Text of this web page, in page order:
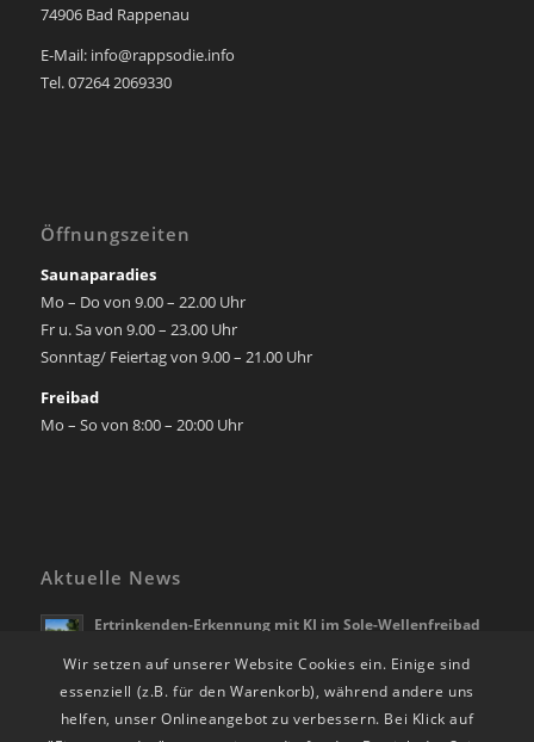
74906 Bad Rappenau
E-Mail: info@rappsodie.info
Tel. 07264 2069330
Öffnungszeiten
Saunaparadies
Mo – Do von 9.00 – 22.00 Uhr
Fr u. Sa von 9.00 – 23.00 Uhr
Sonntag/ Feiertag von 9.00 – 21.00 Uhr
Freibad
Mo – So von 8:00 – 20:00 Uhr
Aktuelle News
Ertrinkenden-Erkennung mit KI im Sole-Wellenfreibad
21. April 2026 - 10:28
Die Freibadsaison beginnt am 01.05.2026
28. März 2026 - 12:39
Wir setzen auf unserer Website Cookies ein. Einige sind
essenziell (z.B. für den Warenkorb), während andere uns
helfen, unser Onlineangebot zu verbessern. Bei Klick auf